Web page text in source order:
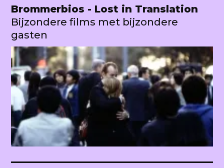
Brommerbios - Lost in Translation
Bijzondere films met bijzondere
gasten